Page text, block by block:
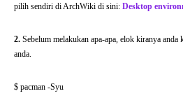
pilih sendiri di ArchWiki di sini: Desktop
2. Sebelum melakukan apa-apa, elok kiranya
anda.
$ pacman -Syu